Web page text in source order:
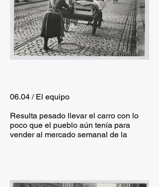
06.04 / El equipo
Resulta pesado llevar el carro con lo
poco que el pueblo aún tenía para
vender al mercado semanal de la
especialmente a las mujeres. Las